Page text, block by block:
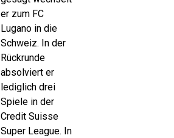
er zum FC
Lugano in die
Schweiz. In der
Rückrunde
absolviert er
lediglich drei
Spiele in der
Credit Suisse
Super League. In